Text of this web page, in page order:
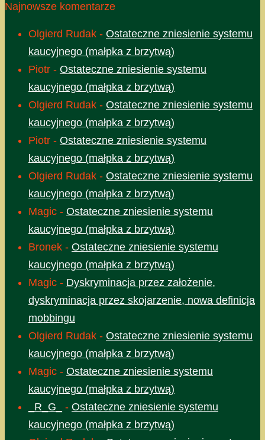
Najnowsze komentarze
Olgierd Rudak - Ostateczne zniesienie systemu
kaucyjnego (małpka z brzytwą)
Piotr - Ostateczne zniesienie systemu
kaucyjnego (małpka z brzytwą)
Olgierd Rudak - Ostateczne zniesienie systemu
kaucyjnego (małpka z brzytwą)
Piotr - Ostateczne zniesienie systemu
kaucyjnego (małpka z brzytwą)
Olgierd Rudak - Ostateczne zniesienie systemu
kaucyjnego (małpka z brzytwą)
Magic - Ostateczne zniesienie systemu
kaucyjnego (małpka z brzytwą)
Bronek - Ostateczne zniesienie systemu
kaucyjnego (małpka z brzytwą)
Magic - Dyskryminacja przez założenie,
dyskryminacja przez skojarzenie, nowa definicja
mobbingu
Olgierd Rudak - Ostateczne zniesienie systemu
kaucyjnego (małpka z brzytwą)
Magic - Ostateczne zniesienie systemu
kaucyjnego (małpka z brzytwą)
_R_G_
- Ostateczne zniesienie systemu
kaucyjnego (małpka z brzytwą)